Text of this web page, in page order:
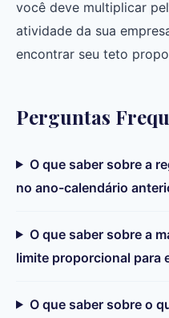
você deve multiplicar
atividade da sua
encontrar seu teto
Perguntas
O que saber sobre a
no ano-calendário
O que saber sobre a
limite proporcional para
O que saber sobre o